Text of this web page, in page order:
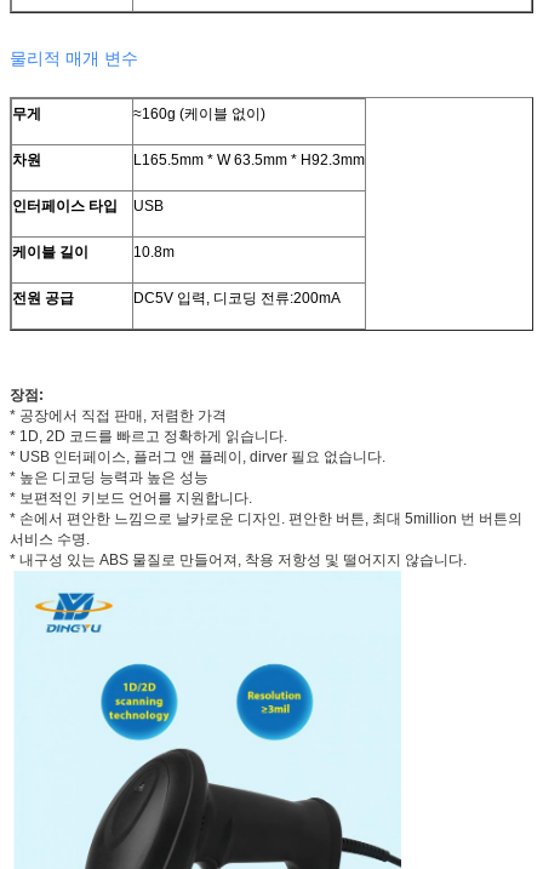
물리적 매개 변수
무게 ≈160g (케이블 없이)
차원 L165.5mm * W 63.5mm * H92.3mm
인터페이스 타입 USB
케이블 길이 10.8m
전원 공급 DC5V 입력, 디코딩 전류:200mA
장점 :
* 공장에서 직접 판매, 저렴한 가격
* 1D, 2D 코드를 빠르고 정확하게 읽습니다.
* USB 인터페이스, 플러그 앤 플레이, dirver 필요 없습니다.
* 높은 디코딩 능력과 높은 성능
* 보편적인 키보드 언어를 지원합니다.
* 손에서 편안한 느낌으로 날카로운 디자인. 편안한 버튼, 최대 5million 번 버튼의
서비스 수명.
* 내구성 있는 ABS 물질로 만들어져, 착용 저항성 및 떨어지지 않습니다.